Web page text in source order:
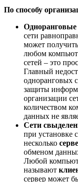
По способу
Одноранговые
сети
может
любом
сетей – это
Главный
одноранговых
защиты
организации
количеством
данных не
Сети с
при установке
несколько
обменом
Любой
называют
сервер может